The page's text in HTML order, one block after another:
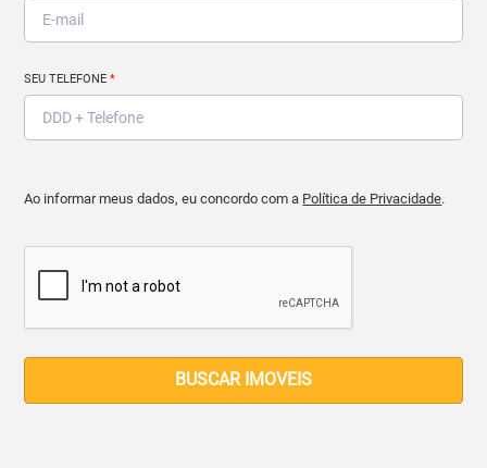
SEU TELEFONE*
Ao informar meus dados, eu concordo com a Política de Privacidade.
BUSCAR IMOVEIS